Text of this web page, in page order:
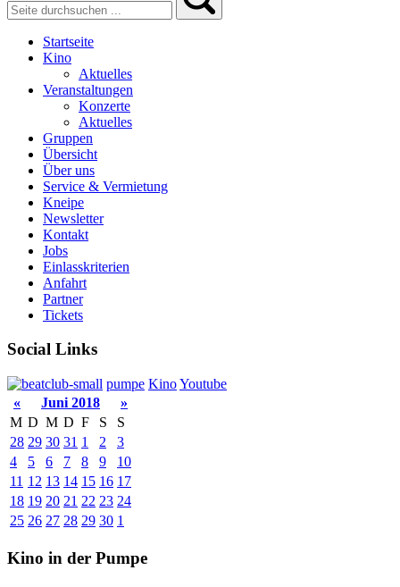
Startseite
Kino
Aktuelles
Veranstaltungen
Konzerte
Aktuelles
Gruppen
Übersicht
Über uns
Service & Vermietung
Kneipe
Newsletter
Kontakt
Jobs
Einlasskriterien
Anfahrt
Partner
Tickets
Social Links
pumpe KinoYoutube
«
Juni 2018
»
M D M D F S
S
28 29 30 31 1 2
3
4
5 6 7 8 9
10
11 12 13 14 15 16 17
18 19 20 21 22 23 24
25 26 27 28 29 30 1
Kino in der Pumpe